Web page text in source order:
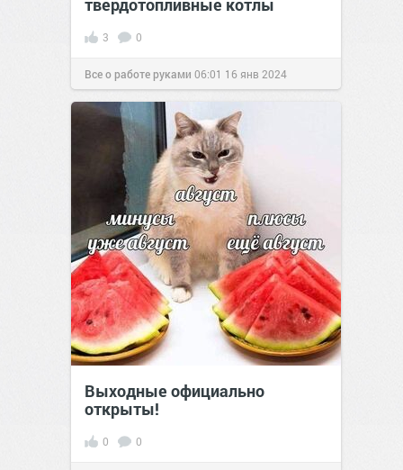
твердотопливные котлы
3 0
Все о работе руками 06:01 16 янв 2024
Выходные официально
открыты!
0 0